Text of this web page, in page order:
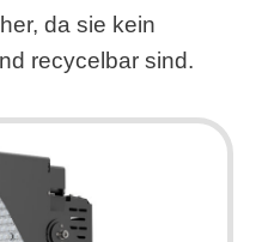
da sie kein
recycelbar sind.